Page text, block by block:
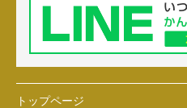
トップページ